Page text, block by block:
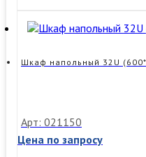
Шкаф напольный 32U
Арт: 021150
Цена по запросу